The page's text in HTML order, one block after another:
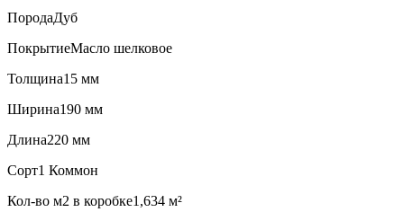
ПородаДуб
ПокрытиеМасло шелковое
Толщина15 мм
Ширина190 мм
Длина220 мм
Сорт1 Коммон
Кол-во м2 в коробке1,634 м²